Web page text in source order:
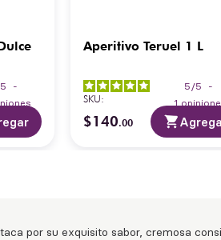
5
-
Aperitivo Teruel 1 L
5 /5
-
1
SKU:
$140.00
por su exquisito sabor, cremosa